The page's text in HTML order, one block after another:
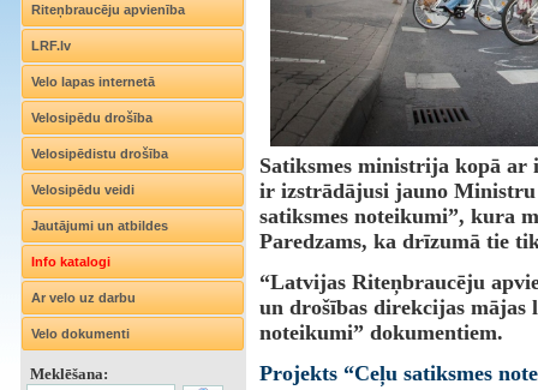
Riteņbraucēju apvienība
LRF.lv
Velo lapas internetā
Velosipēdu drošība
Velosipēdistu drošība
Velosipēdu veidi
Jautājumi un atbildes
Info katalogi
Ar velo uz darbu
Velo dokumenti
Meklēšana:
Satiksmes ministrija kopā
ir izstrādājusi jauno
satiksmes noteikumi”, kura
Paredzams, ka drīzumā tie
“Latvijas Riteņbraucēju
un drošības direkcijas mājas
noteikumi” dokumentiem.
Projekts “Ceļu satiksmes